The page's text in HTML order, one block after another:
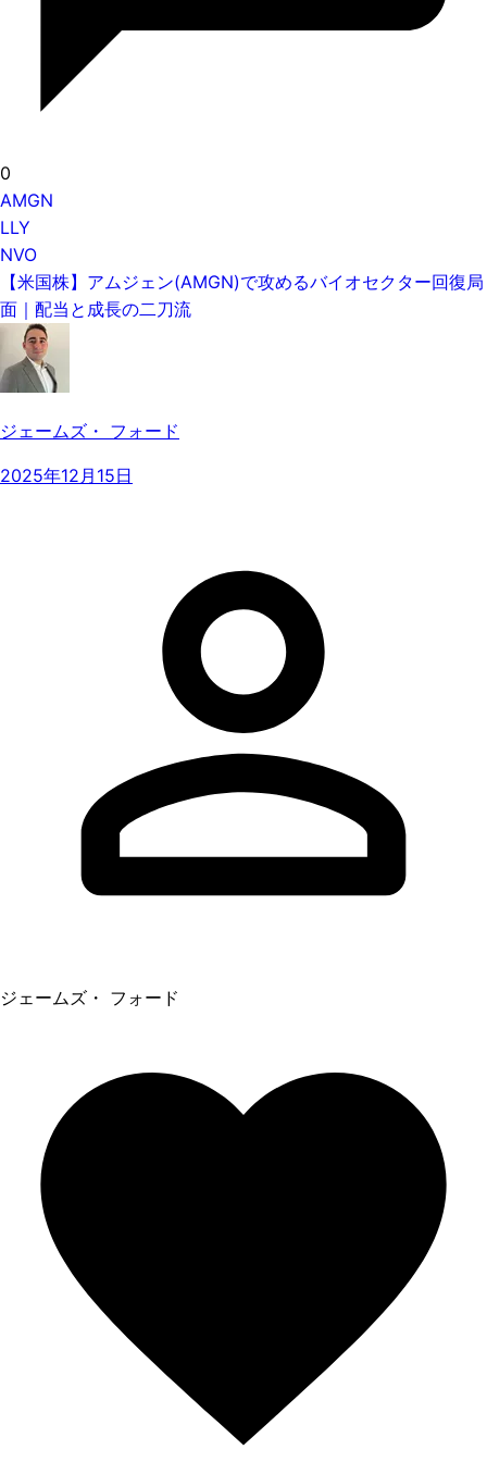
0
AMGN
LLY
NVO
【米国株】アムジェン(AMGN)で攻めるバイオセクター回復局
面｜配当と成長の二刀流
ジェームズ・ フォード
2025年12月15日
ジェームズ・ フォード